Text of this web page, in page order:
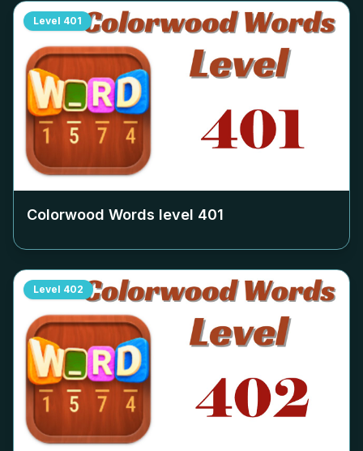
Level 401
Colorwood Words level 401
Level 402